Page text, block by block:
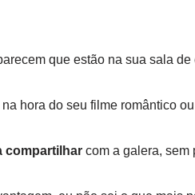
que estão na sua sala de
na hora do seu filme romântico
compartilhar com a galera, sem